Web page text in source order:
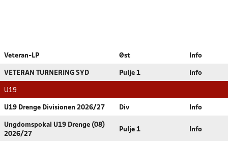
Veteran-LP Øst Info
VETERAN TURNERING SYD Pulje 1 Info
U19
U19 Drenge Divisionen 2026/27 Div Info
Ungdomspokal U19 Drenge (08)
2026/27
Pulje 1 Info